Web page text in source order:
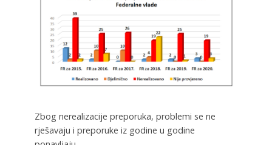
Zbog nerealizacije preporuka, problemi se ne
rješavaju i preporuke iz godine u godine